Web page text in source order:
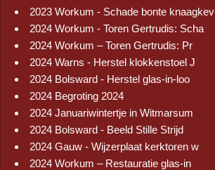
2023 Workum - Schade bonte knaagkev
2024 Workum - Toren Gertrudis: Scha
2024 Workum – Toren Gertrudis: Pr
2024 Warns - Herstel klokkenstoel J
2024 Bolsward - Herstel glas-in-loo
2024 Begroting 2024
2024 Januariwintertje in Witmarsum
2024 Bolsward - Beeld Stille Strijd
2024 Gauw - Wijzerplaat kerktoren w
2024 Workum – Restauratie glas-in